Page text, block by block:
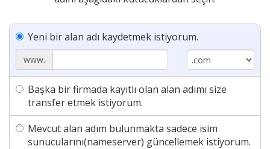
Yeni bir alan adı kaydetmek istiyorum.
www.
Başka bir firmada kayıtlı olan alan adımı size
transfer etmek istiyorum.
Mevcut alan adım bulunmakta sadece isim
sunucularını(nameserver) güncellemek istiyorum.